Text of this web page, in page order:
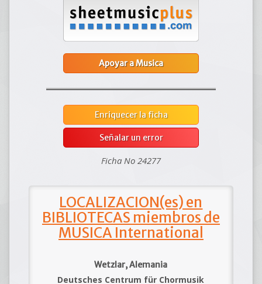
Apoyar a Musica
Enriquecer la ficha
Señalar un error
Ficha No 24277
LOCALIZACION(es) en
BIBLIOTECAS miembros de
MUSICA International
Wetzlar, Alemania
Deutsches Centrum für Chormusik